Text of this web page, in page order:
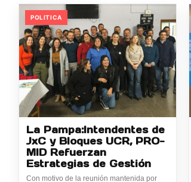
POLITICA
La Pampa:Intendentes de
JxC y Bloques UCR, PRO-
MID Refuerzan
Estrategias de Gestión
Con motivo de la reunión mantenida por